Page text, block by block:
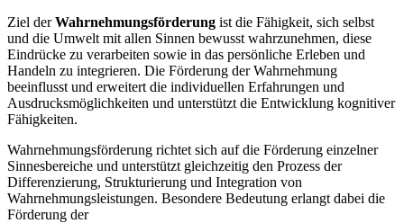
Ziel derWahrnehmungsförderung ist die Fähigkeit, sich selbst
und die Umwelt mit allen Sinnen bewusst wahrzunehmen, diese
Eindrücke zu verarbeiten sowie in das persönliche Erleben und
Handeln zu integrieren. Die Förderung der Wahrnehmung
beeinflusst und erweitert die individuellen Erfahrungen und
Ausdrucksmöglichkeiten und unterstützt die Entwicklung kognitiver
Fähigkeiten.
Wahrnehmungsförderung richtet sich auf die Förderung einzelner
Sinnesbereiche und unterstützt gleichzeitig den Prozess der
Differenzierung, Strukturierung und Integration von
Wahrnehmungsleistungen. Besondere Bedeutung erlangt dabei die
Förderung der